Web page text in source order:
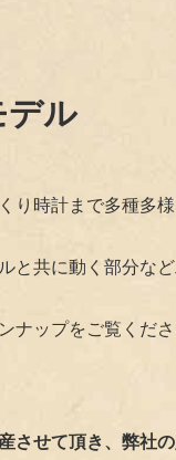
ル
り時計まで多種多
共に動く部分な
ップをご覧くださ
させて頂き、弊社